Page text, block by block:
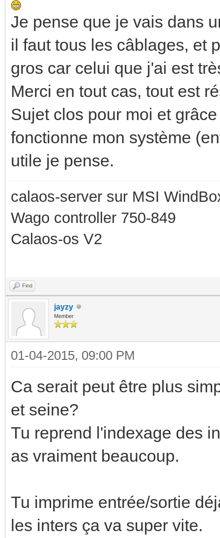
Je pense que je vais dans
il faut tous les câblages, et
gros car celui que j'ai est
Merci en tout cas, tout est
Sujet clos pour moi et
fonctionne mon système
utile je pense.
calaos-server sur MSI
Wago controller 750-849
Calaos-os V2
Find
jayzy
Member
01-04-2015, 09:00 PM
Ca serait peut être plus
et seine?
Tu reprend l'indexage des
as vraiment beaucoup.
Tu imprime entrée/sortie
les inters ça va super vite.